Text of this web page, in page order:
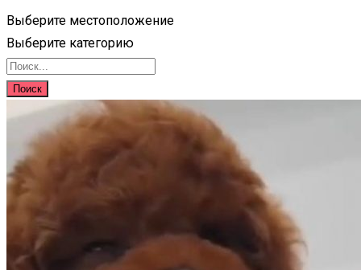
Выберите местоположение
Выберите категорию
Поиск